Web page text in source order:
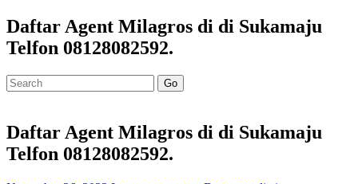
Daftar Agent Milagros di di Sukamaju
Telfon 08128082592.
Go
Daftar Agent Milagros di di Sukamaju
Telfon 08128082592.